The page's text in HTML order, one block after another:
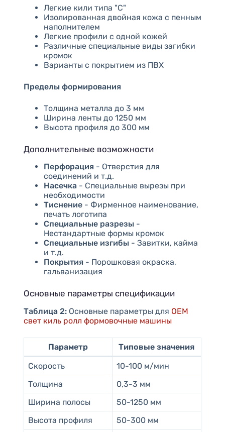
Легкие кили типа "C"
Изолированная двойная кожа с пенным
наполнителем
Легкие профили с одной кожей
Различные специальные виды загибки
кромок
Варианты с покрытием из ПВХ
Пределы формирования
Толщина металла до 3 мм
Ширина ленты до 1250 мм
Высота профиля до 300 мм
Дополнительные возможности
Перфорация - Отверстия для
соединений и т.д.
Насечка- Специальные вырезы при
необходимости
Тиснение- Фирменное наименование,
печать логотипа
Специальные разрезы-
Нестандартные формы кромок
Специальные изгибы- Завитки, кайма
и т.д.
Покрытия - Порошковая окраска,
гальванизация
Основные параметры спецификации
Таблица 2:Основные параметры для OEM
свет киль ролл формовочные машины
Параметр
Типовые значения
Скорость
10-100 м/мин
Толщина
0,3-3 мм
Ширина полосы
50-1250 мм
Высота профиля
50-300 мм